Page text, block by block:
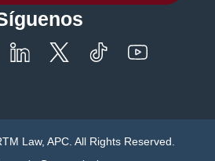
Law, APC. All Rights Reserved.